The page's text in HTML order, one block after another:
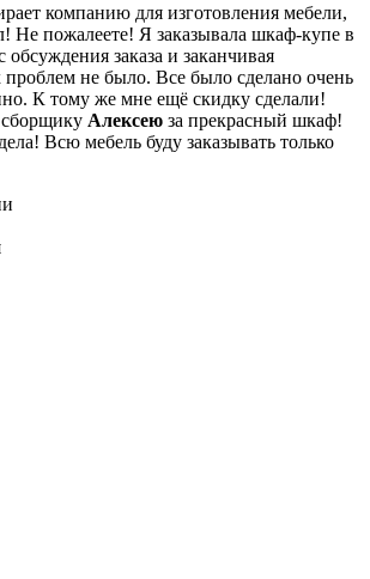
компанию для изготовления мебели,
Не пожалеете! Я заказывала шкаф-купе в
заказа и заканчивая
не было. Все было сделано очень
К тому же мне ещё скидку сделали!
Алексею за прекрасный шкаф!
Всю мебель буду заказывать только